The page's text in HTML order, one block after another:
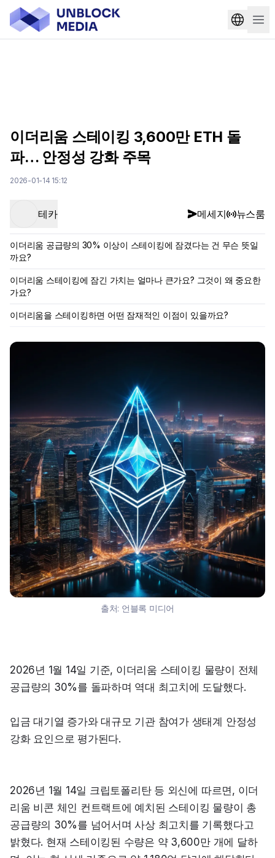
이더리움 스테이킹 3,600만 ETH 돌
파… 안정성 강화 주목
2026-01-14 15:12
테카 메세지 뉴스룸
이더리움 공급량의 30% 이상이 스테이킹에 잠겼다는 건 무슨 뜻일
까요?
이더리움 스테이킹에 잠긴 가치는 얼마나 큰가요? 그것이 왜 중요한
가요?
이더리움을 스테이킹하면 어떤 잠재적인 이점이 있을까요?
출처: 언블록 미디어
2026년 1월 14일 기준, 이더리움 스테이킹 물량이 전체
공급량의 30%를 돌파하며 역대 최고치에 도달했다.
입금 대기열 증가와 대규모 기관 참여가 생태계 안정성
강화 요인으로 평가된다.
2026년 1월 14일 크립토폴리탄 등 외신에 따르면, 이더
리움 비콘 체인 컨트랙트에 예치된 스테이킹 물량이 총
공급량의 30%를 넘어서며 사상 최고치를 기록했다고
밝혔다. 현재 스테이킹된 수량은 약 3,600만 개에 달하